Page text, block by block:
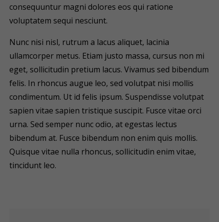
consequuntur magni dolores eos qui ratione
voluptatem sequi nesciunt.
Nunc nisi nisl, rutrum a lacus aliquet, lacinia
ullamcorper metus. Etiam justo massa, cursus non mi
eget, sollicitudin pretium lacus. Vivamus sed bibendum
felis. In rhoncus augue leo, sed volutpat nisi mollis
condimentum. Ut id felis ipsum. Suspendisse volutpat
sapien vitae sapien tristique suscipit. Fusce vitae orci
urna. Sed semper nunc odio, at egestas lectus
bibendum at. Fusce bibendum non enim quis mollis.
Quisque vitae nulla rhoncus, sollicitudin enim vitae,
tincidunt leo.